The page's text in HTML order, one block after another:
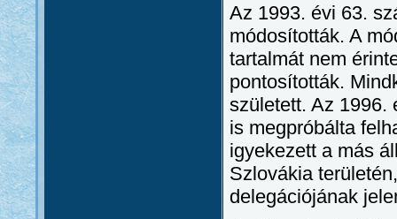
Az 1993. évi 63.
módosították. A
tartalmát nem
pontosították.
született. Az 1996.
is megpróbálta
igyekezett a más
Szlovákia
delegációjának